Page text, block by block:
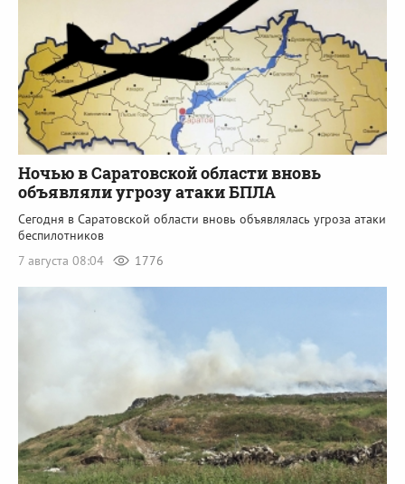
Ночью в Саратовской области вновь
объявляли угрозу атаки БПЛА
Сегодня в Саратовской области вновь объявлялась угроза атаки
беспилотников
7 августа 08:04
1776